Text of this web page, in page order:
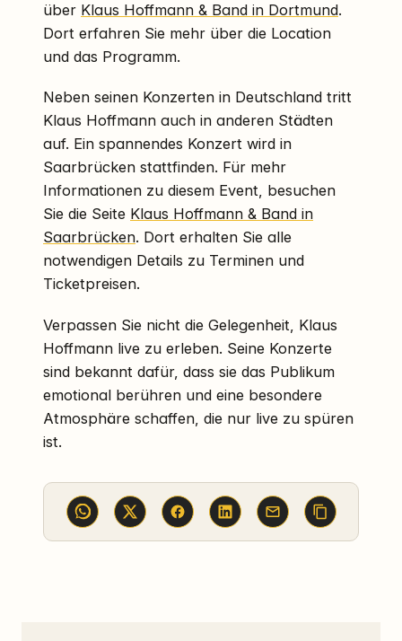
über Klaus Hoffmann & Band in Dortmund.
Dort erfahren Sie mehr über die Location
und das Programm.
Neben seinen Konzerten in Deutschland tritt
Klaus Hoffmann auch in anderen Städten
auf. Ein spannendes Konzert wird in
Saarbrücken stattfinden. Für mehr
Informationen zu diesem Event, besuchen
Sie die Seite Klaus Hoffmann & Band in
Saarbrücken. Dort erhalten Sie alle
notwendigen Details zu Terminen und
Ticketpreisen.
Verpassen Sie nicht die Gelegenheit, Klaus
Hoffmann live zu erleben. Seine Konzerte
sind bekannt dafür, dass sie das Publikum
emotional berühren und eine besondere
Atmosphäre schaffen, die nur live zu spüren
ist.